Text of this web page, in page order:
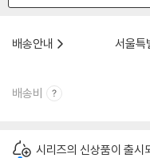
배송안내
서울특
배송비
시리즈의 신상품이 출시